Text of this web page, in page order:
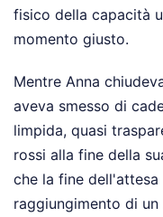
fisico della capacità
momento giusto.
Mentre Anna
aveva smesso di
limpida, quasi
rossi alla fine della
che la fine
raggiungimento di